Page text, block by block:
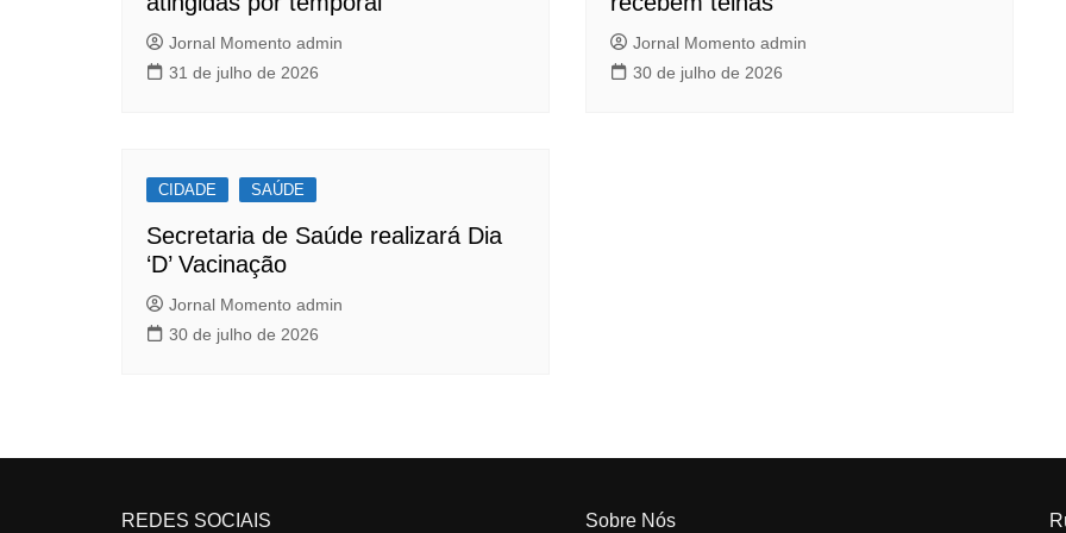
Jornal Momento admin
31 de julho de 2026
Jornal Momento admin
30 de julho de 2026
CIDADE SAÚDE
Secretaria de Saúde realizará Dia
‘D’ Vacinação
Jornal Momento admin
30 de julho de 2026
REDES SOCIAIS Sobre Nós